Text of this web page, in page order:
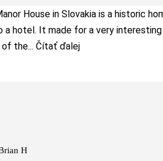
House in Slovakia is a historic
a hotel. It made for a very
of the... Čítať ďalej
H